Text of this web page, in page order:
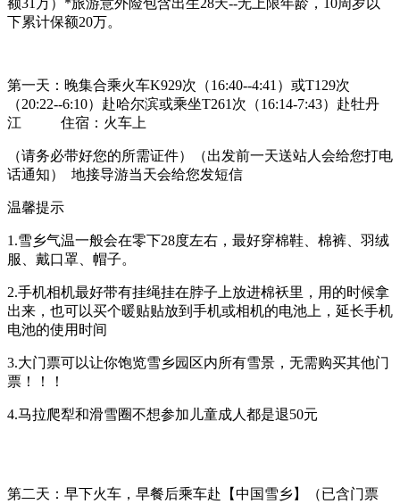
额31万）*旅游意外险包含出生28天--无上限年龄，10周岁以
下累计保额20万。
第一天：晚集合乘火车K929次（16:40--4:41）或T129次
（20:22--6:10）赴哈尔滨或乘坐T261次（16:14-7:43）赴牡丹
江 住宿：火车上
（请务必带好您的所需证件）（出发前一天送站人会给您打电
话通知） 地接导游当天会给您发短信
温馨提示
1.雪乡气温一般会在零下28度左右，最好穿棉鞋、棉裤、羽绒
服、戴口罩、帽子。
2.手机相机最好带有挂绳挂在脖子上放进棉袄里，用的时候拿
出来，也可以买个暖贴贴放到手机或相机的电池上，延长手机
电池的使用时间
3.大门票可以让你饱览雪乡园区内所有雪景，无需购买其他门
票！！！
4.马拉爬犁和滑雪圈不想参加儿童成人都是退50元
第二天：早下火车，早餐后乘车赴【中国雪乡】（已含门票